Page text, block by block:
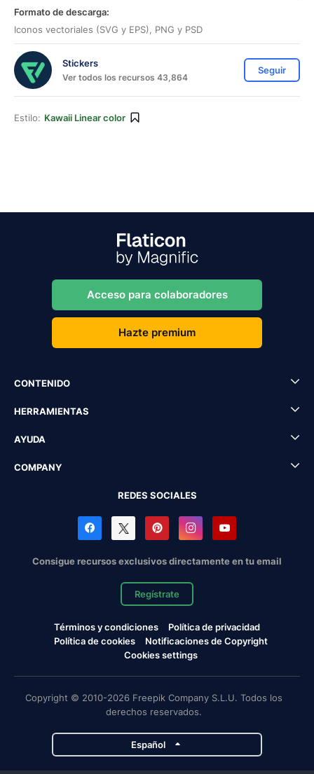
Formato de descarga:
Iconos vectoriales (SVG y EPS), PNG y PSD
Stickers
Ver todos los recursos 43,864
Seguir
Estilo: Kawaii Linear color
Acceso para colaboradores
Hazte premium
CONTENIDO
HERRAMIENTAS
AYUDA
COMPANY
REDES SOCIALES
Consigue recursos exclusivos directamente en tu email
Regístrate
Términos y condiciones
Política de privacidad
Política de cookies
Notificaciones de Copyright
Cookies settings
Copyright © 2010-2026 Freepik Company S.L.U. Todos los
derechos reservados.
Español